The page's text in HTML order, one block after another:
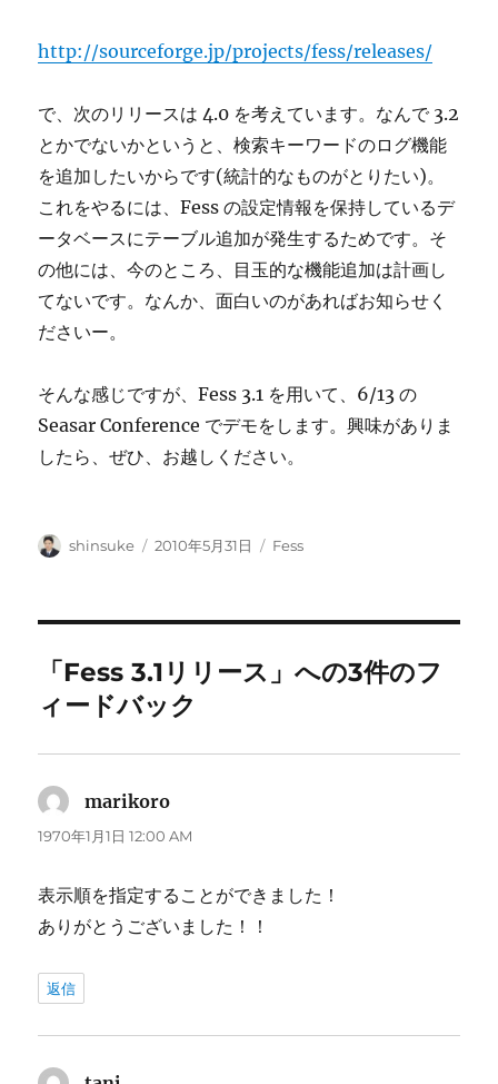
http://sourceforge.jp/projects/fess/releases/
で、次のリリースは 4.0 を考えています。なんで 3.2
とかでないかというと、検索キーワードのログ機能
を追加したいからです(統計的なものがとりたい)。
これをやるには、Fess の設定情報を保持しているデ
ータベースにテーブル追加が発生するためです。そ
の他には、今のところ、目玉的な機能追加は計画し
てないです。なんか、面白いのがあればお知らせく
ださいー。
そんな感じですが、Fess 3.1 を用いて、6/13 の
Seasar Conference でデモをします。興味がありま
したら、ぜひ、お越しください。
投
shinsuke
投
2010年5月31日
カ
Fess
「Fess 3.1リリース」への3件のフ
ィードバック
marikoro
り:
1970年1月1日 12:00 AM
表示順を指定することができました！
ありがとうございました！！
返信